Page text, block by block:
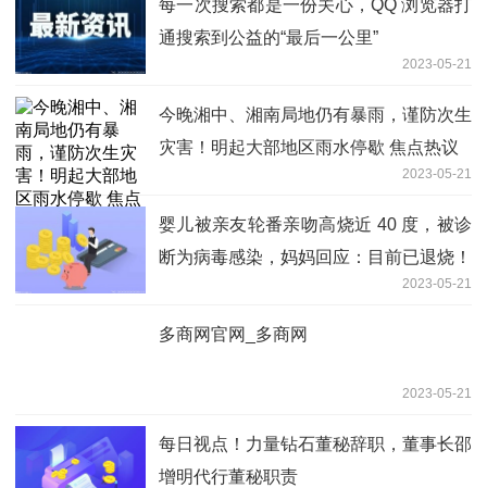
每一次搜索都是一份关心，QQ 浏览器打
通搜索到公益的“最后一公里”
2023-05-21
今晚湘中、湘南局地仍有暴雨，谨防次生
灾害！明起大部地区雨水停歇 焦点热议
2023-05-21
婴儿被亲友轮番亲吻高烧近 40 度，被诊
断为病毒感染，妈妈回应：目前已退烧！
2023-05-21
多商网官网_多商网
2023-05-21
每日视点！力量钻石董秘辞职，董事长邵
增明代行董秘职责